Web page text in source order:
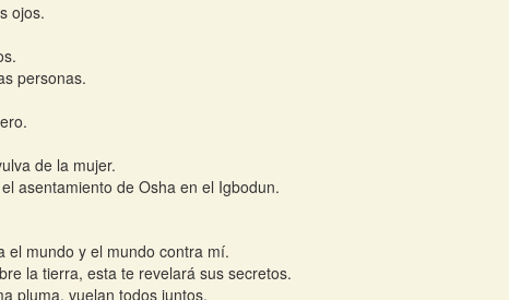
ojos.
personas.
de la mujer.
asentamiento de Osha en el Igbodun.
el mundo y el mundo contra mí.
la tierra, esta te revelará sus secretos.
pluma, vuelan todos juntos.